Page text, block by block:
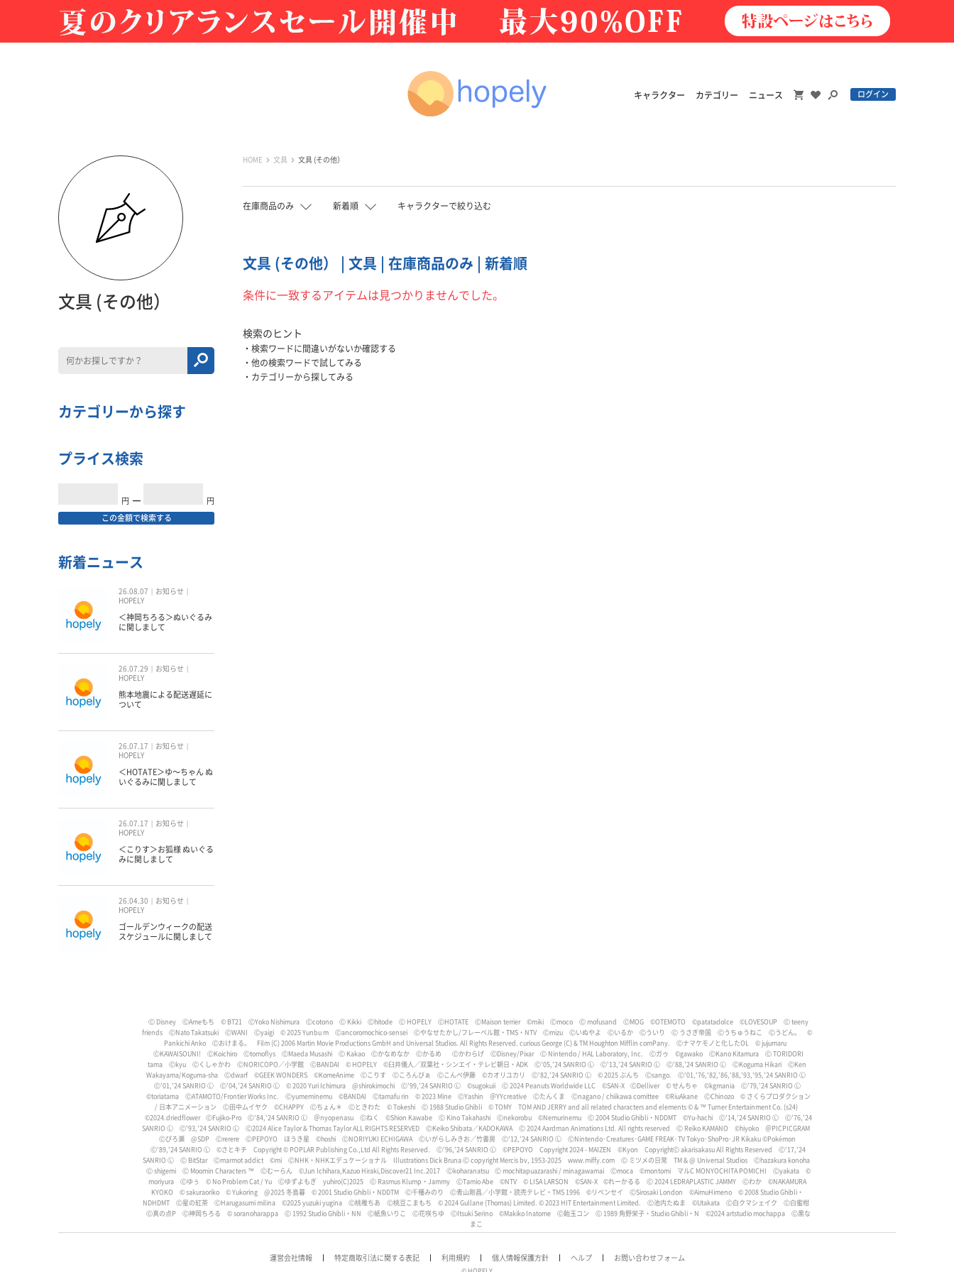
キャラクター カテゴリー ニュース ログイン
HOME 文具 文具 (その他）
在庫商品のみ 新着順 キャラクターで絞り込む
文具 (その他） | 文具 | 在庫商品のみ | 新着順
条件に一致するアイテムは見つかりませんでした。
検索のヒント
検索ワードに間違いがないか確認する
他の検索ワードで試してみる
カテゴリーから探してみる
文具 (その他）
カテゴリーから探す
プライス検索
円 ━ 円
この金額で検索する
新着ニュース
26.08.07
お知らせ
HOPELY
＜神岡ちろる＞ぬいぐるみ
に関しまして
26.07.29
お知らせ
HOPELY
熊本地震による配送遅延に
ついて
26.07.17
お知らせ
HOPELY
＜HOTATE＞ゆ〜ちゃん ぬ
いぐるみに関しまして
26.07.17
お知らせ
HOPELY
＜こりす＞お狐様 ぬいぐる
みに関しまして
26.04.30
お知らせ
HOPELY
ゴールデンウィークの配送
スケジュールに関しまして
Ⓒ Disney ⒸAmeもち © BT21 ⒸYoko Nishimura Ⓒcotono Ⓒ Kikki Ⓒhitode Ⓒ HOPELY ⒸHOTATE ⒸMaison terrier ©miki Ⓒmoco Ⓒ mofusand ⒸMOG ©OTEMOTO ©patatadolce ©LOVESOUP
Ⓒ teeny
friends
ⒸNato Takatsuki ⒸWANI Ⓒyaigi © 2025 Yunbu m Ⓒancoromochico-sensei Ⓒやなせたかし/フレーベル館・TMS・NTV Ⓒmizu Ⓒいぬやよ Ⓒいるか Ⓒういり Ⓒ うさぎ帝国 Ⓒうちゅうねこ Ⓒうどん。
©
Pankichi Anko
Ⓒおけまる。 Film (C) 2006 Martin Movie Productions GmbH and Universal Studios. All Rights Reserved. curious George (C) & TM Houghton Mifflin comPany. Ⓒナマケモノと化したOL
© jujumaru
ⒸKAWAISOUNI!
ⒸKoichiro Ⓒtomoflys ⒸMaeda Musashi Ⓒ Kakao Ⓒかなめなか Ⓒかるめ Ⓒかわらげ ⒸDisney/Pixar Ⓒ Nintendo / HAL Laboratory, Inc. Ⓒガゥ ©gawako ⒸKano Kitamura
Ⓒ TORIDORI
tama
Ⓒkyu Ⓒくしゃかわ ⒸNORICOPO／小学館 ⒸBANDAI © HOPELY ©臼井儀人／双葉社・シンエイ・テレビ朝日・ADK Ⓒ'05,'24 SANRIO Ⓛ Ⓒ'13,'24 SANRIO Ⓛ Ⓒ'88,'24 SANRIO Ⓛ ⒸKoguma Hikari
ⒸKen
Wakayama/Koguma-sha
Ⓒdwarf ©GEEK WONDERS ©KomeAnime Ⓒこりす Ⓒころんびぁ Ⓒこんぺ伊藤 ©カオリユカリ Ⓒ'82,'24 SANRIO Ⓛ © 2025 ぶんち Ⓒsango.
Ⓒ'01,'76,'82,'86,'88,'93,'95,'24 SANRIO Ⓛ
Ⓒ'01,'24 SANRIO Ⓛ
Ⓒ'04,'24 SANRIO Ⓛ ©︎ 2020 Yuri Ichimura @shirokimochi Ⓒ'99,'24 SANRIO Ⓛ ©sugokuii Ⓒ 2024 Peanuts Worldwide LLC ©SAN-X ⒸDelliver © せんちゃ ©kgmania
Ⓒ'79,'24 SANRIO Ⓛ
©toriatama
ⒸATAMOTO/Frontier Works Inc. Ⓒyumeminemu ©BANDAI Ⓒtamafu rin ©︎ 2023 Mine ⒸYashin ＠YYcreative Ⓒたんくま Ⓒnagano / chiikawa comittee ©RiuAkane ⒸChinozo
© さくらプロダクション
/ 日本アニメーション
Ⓒ田中ムイヤク ©️CHAPPY Ⓒちょん＊ Ⓒときわた © Tokeshi Ⓒ 1988 Studio Ghibli © TOMY
TOM AND JERRY and all related characters and elements © & ™ Turner Entertainment Co. (s24)
©️2024.driedflower
ⒸFujiko-Pro Ⓒ'84,'24 SANRIO Ⓛ ＠nyopenasu Ⓒねく ©️Shion Kawabe Ⓒ Kino Takahashi Ⓒnekorobu ©Nemurinemu Ⓒ 2004 Studio Ghibli・NDDMT ©︎Yu-hachi Ⓒ'14,'24 SANRIO Ⓛ
Ⓒ'76,'24
SANRIO Ⓛ
Ⓒ'93,'24 SANRIO Ⓛ Ⓒ2024 Alice Taylor & Thomas Taylor ALL RIGHTS RESERVED ⒸKeiko Shibata／KADOKAWA Ⓒ 2024 Aardman Animations Ltd. All rights reserved Ⓒ Reiko KAMANO ©︎hiyoko
＠PICPICGRAM
Ⓒぴろ瀬
@SDP Ⓒrerere ⒸPEPOYO ほうき星 ©hoshi ⒸNORIYUKI ECHIGAWA Ⓒいがらしみきお／竹書房 Ⓒ'12,'24 SANRIO Ⓛ
ⒸNintendo･Creatures･GAME FREAK･TV Tokyo･ShoPro･JR Kikaku ©Pokémon
Ⓒ'89,'24 SANRIO Ⓛ
©さとキチ Copyright © POPLAR Publishing Co.,Ltd All Rights Reserved. Ⓒ'96,'24 SANRIO Ⓛ ©︎PEPOYO Copyright 2024 - MAIZEN ©Kyon CopyrightⒸ akarisakasu All Rights Reserved
Ⓒ'17,'24
SANRIO Ⓛ
Ⓒ BitStar Ⓒmarmot addict ©️mi ⒸNHK・NHKエデュケーショナル Illustrations Dick Bruna Ⓒ copyright Mercis bv, 1953-2025 www.miffy.com Ⓒ ミツメの日常 TM & @ Universal Studios
Ⓒhazakura konoha
Ⓒ shigemi
Ⓒ Moomin Characters ™ Ⓒむーらん ©Jun Ichihara,Kazuo Hiraki,Discover21 Inc.2017 Ⓒkoharanatsu Ⓒ mochitapuazarashi / minagawamai Ⓒmoca ©︎montomi マルC MONYOCHITA POMICHI Ⓒyakata
©︎
moriyura
Ⓒゆぅ © No Problem Cat / Yu Ⓒゆずよもぎ yuhiro(C)2025 Ⓒ Rasmus Klump・Jammy ⒸTamio Abe ©︎NTV © LISA LARSON ©SAN-X ©︎れーかるる Ⓒ 2024 LEDRAPLASTIC JAMMY Ⓒわか
©NAKAMURA
KYOKO
© sakuraoriko © Yukoring @2025 冬島暮 © 2001 Studio Ghibli・NDDTM Ⓒ千種みのり Ⓒ青山剛昌／小学館・読売テレビ・TMS 1996 ©リベンセイ ⒸSirosaki London ©AimuHimeno
© 2008 Studio Ghibli・
NDHDMT
Ⓒ星の紅茶 ⒸHarugasumi milina ©2025 yuzuki yugina Ⓒ桃稚ちあ Ⓒ桃豆こまもち © 2024 Gullane (Thomas) Limited. © 2023 HIT Entertainment Limited. Ⓒ池内たぬま ©Utakata Ⓒ白クマシェイク
Ⓒ白蜜柑
Ⓒ真の点P
Ⓒ神岡ちろる © soranoharappa Ⓒ 1992 Studio Ghibli・NN Ⓒ紙魚いりこ Ⓒ花咲ちゆ ⒸItsuki Serino ©Makiko Inatome Ⓒ飴玉コン Ⓒ 1989 角野栄子・Studio Ghibli・N ©︎2024 artstudio mochappa
Ⓒ黒な
まこ
運営会社情報 特定商取引法に関する表記 利用規約 個人情報保護方針 ヘルプ お問い合わせフォーム